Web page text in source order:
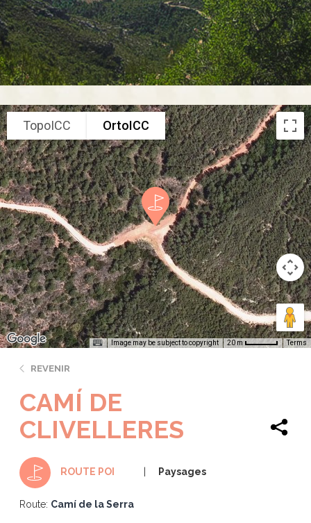
TopoICC OrtoICC
Image may be subject to copyright 20 m Terms
REVENIR
CAMÍ DE
CLIVELLERES
ROUTE POI Paysages
Route: Camí de la Serra